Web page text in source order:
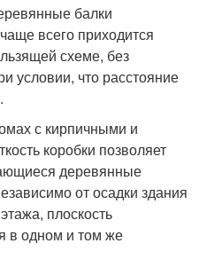
балки
всего приходится
схеме, без
условии, что расстояние
с кирпичными и
коробки позволяет
деревянные
от осадки здания
плоскость
в одном и том же